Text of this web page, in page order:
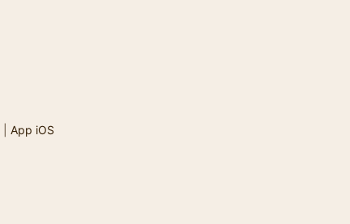
App iOS